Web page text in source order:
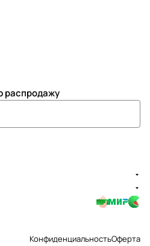
распродажу
КонфиденциальностьОферта